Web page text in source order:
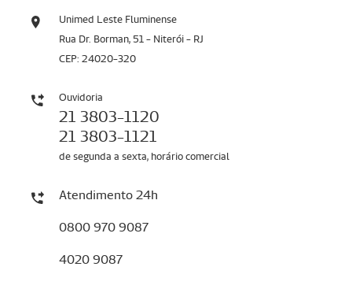
Unimed Leste Fluminense
Rua Dr. Borman, 51 - Niterói - RJ
CEP: 24020-320
Ouvidoria
21 3803-1120
21 3803-1121
de segunda a sexta, horário comercial
Atendimento 24h
0800 970 9087
4020 9087